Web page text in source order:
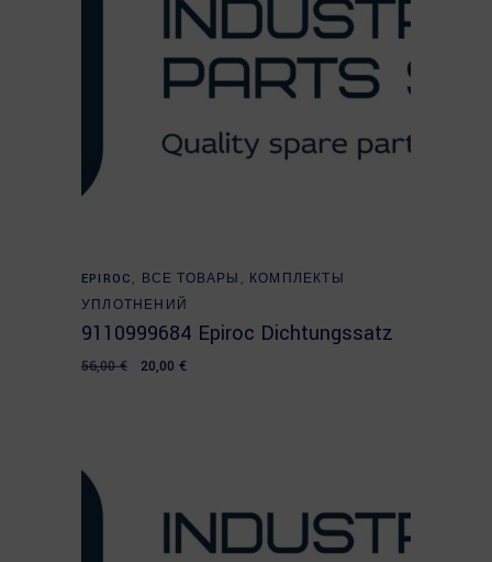
Add to cart
EPIROC , ВСЕ ТОВАРЫ , КОМПЛЕКТЫ
УПЛОТНЕНИЙ
9110999684 Epiroc Dichtungssatz
56,00€ Original
20,00 €Current